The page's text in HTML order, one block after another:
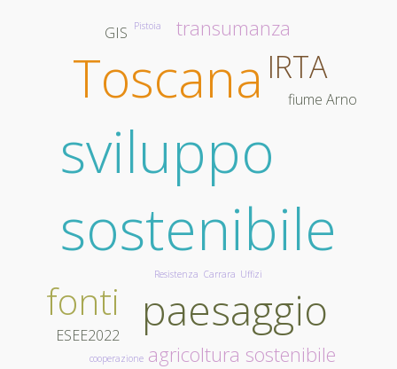
sviluppo
sostenibile
Toscana
paesaggio
fonti
IRTA
agricoltura sostenibile
transumanza
fiume Arno
GIS
ESEE2022
cooperazione
Resistenza Carrara
Pistoia
Uffizi